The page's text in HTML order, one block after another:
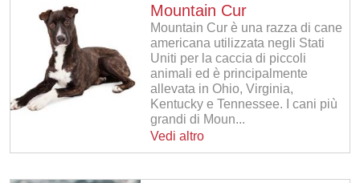
Mountain Cur
Mountain Cur è una razza di cane
americana utilizzata negli Stati
Uniti per la caccia di piccoli
animali ed è principalmente
allevata in Ohio, Virginia,
Kentucky e Tennessee. I cani più
grandi di Moun...
Vedi altro